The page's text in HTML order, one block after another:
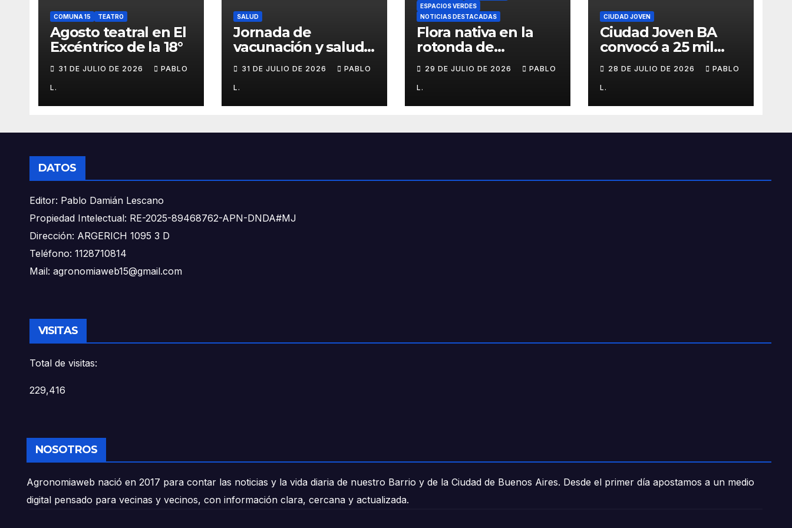
COMUNA 15 TEATRO
Agosto teatral en El
Excéntrico de la 18°
31 DE JULIO DE 2026 PABLO
L.
SALUD
Jornada de
vacunación y salud
bucal para chicos
31 DE JULIO DE 2026 PABLO
L.
ESPACIOS VERDES
NOTICIAS DESTACADAS
Flora nativa en la
rotonda de
Agronomía
29 DE JULIO DE 2026 PABLO
L.
CIUDAD JOVEN
Ciudad Joven BA
convocó a 25 mil
personas
28 DE JULIO DE 2026 PABLO
L.
DATOS
Editor: Pablo Damián Lescano
Propiedad Intelectual: RE-2025-89468762-APN-DNDA#MJ
Dirección: ARGERICH 1095 3 D
Teléfono: 1128710814
Mail: agronomiaweb15@gmail.com
VISITAS
Total de visitas:
229,416
NOSOTROS
Agronomiaweb nació en 2017 para contar las noticias y la vida diaria de nuestro Barrio y de la Ciudad de Buenos Aires. Desde el primer día apostamos a un medio
digital pensado para vecinas y vecinos, con información clara, cercana y actualizada.